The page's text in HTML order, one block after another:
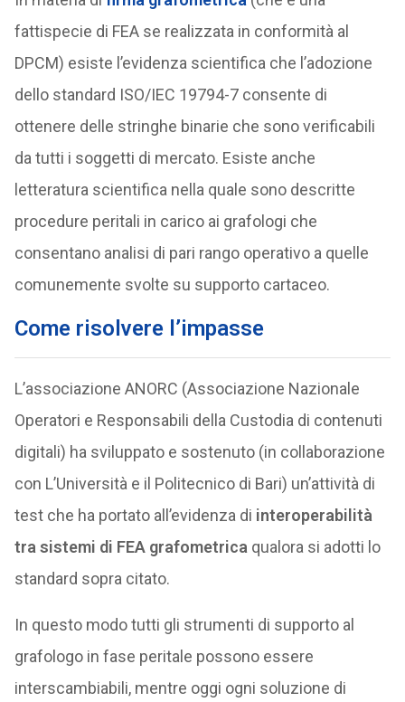
fattispecie di FEA se realizzata in conformità al
DPCM) esiste l’evidenza scientifica che l’adozione
dello standard ISO/IEC 19794-7 consente di
ottenere delle stringhe binarie che sono verificabili
da tutti i soggetti di mercato. Esiste anche
letteratura scientifica nella quale sono descritte
procedure peritali in carico ai grafologi che
consentano analisi di pari rango operativo a quelle
comunemente svolte su supporto cartaceo.
Come risolvere l’impasse
L’associazione ANORC (Associazione Nazionale
Operatori e Responsabili della Custodia di contenuti
digitali) ha sviluppato e sostenuto (in collaborazione
con L’Università e il Politecnico di Bari) un’attività di
test che ha portato all’evidenza di interoperabilità
tra sistemi di FEA grafometrica qualora si adotti lo
standard sopra citato.
In questo modo tutti gli strumenti di supporto al
grafologo in fase peritale possono essere
interscambiabili, mentre oggi ogni soluzione di